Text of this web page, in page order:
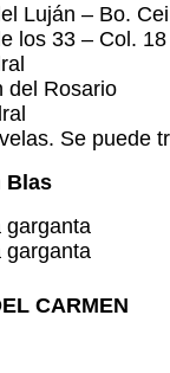
Luján – Bo.
los 33 – Col.
del Rosario
Se puede
Blas
garganta
garganta
CARMEN